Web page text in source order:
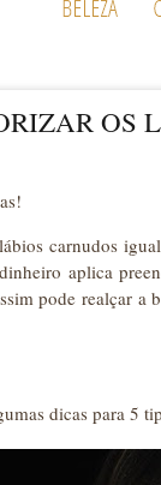
OS
carnudos
aplica
pode realçar a
dicas para 5